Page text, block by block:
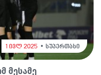
1 ივლ 2025 სუპერთასი
მესამე